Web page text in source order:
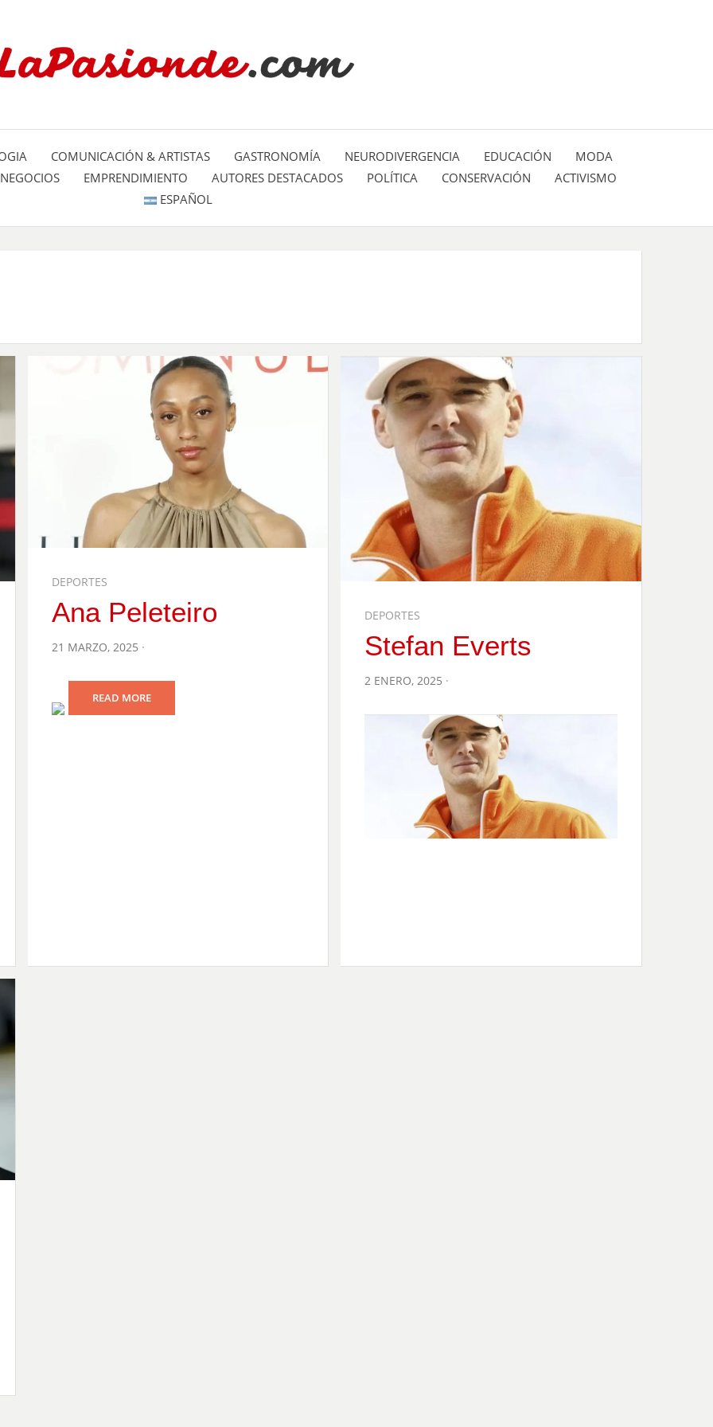
LA PASIÓN DE:
COMUNICACIÓN & ARTISTAS GASTRONOMÍA NEURODIVERGENCIA EDUCACIÓN
MODA
NEGOCIOS EMPRENDIMIENTO AUTORES DESTACADOS POLÍTICA CONSERVACIÓN
ACTIVISMO
ESPAÑOL
DEPORTES
Ana Peleteiro
POSTED
21 MARZO, 2025
READ MORE
DEPORTES
Stefan Everts
POSTED
2 ENERO, 2025